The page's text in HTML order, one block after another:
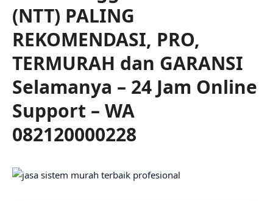
(NTT) PALING
REKOMENDASI, PRO,
TERMURAH dan GARANSI
Selamanya – 24 Jam Online
Support – WA
082120000228